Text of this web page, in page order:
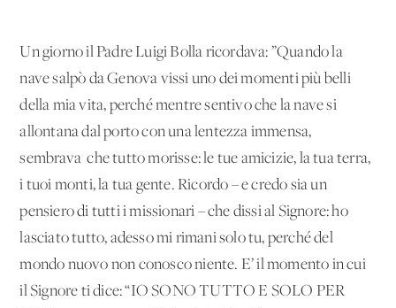
Un giorno il Padre Luigi Bolla ricordava: ”Quando la
nave salpò da Genova vissi uno dei momenti più belli
della mia vita, perché mentre sentivo che la nave si
allontana dal porto con una lentezza immensa,
sembrava che tutto morisse: le tue amicizie, la tua terra,
i tuoi monti, la tua gente. Ricordo – e credo sia un
pensiero di tutti i missionari – che dissi al Signore: ho
lasciato tutto, adesso mi rimani solo tu, perché del
mondo nuovo non conosco niente. E’ il momento in cui
il Signore ti dice: “IO SONO TUTTO E SOLO PER